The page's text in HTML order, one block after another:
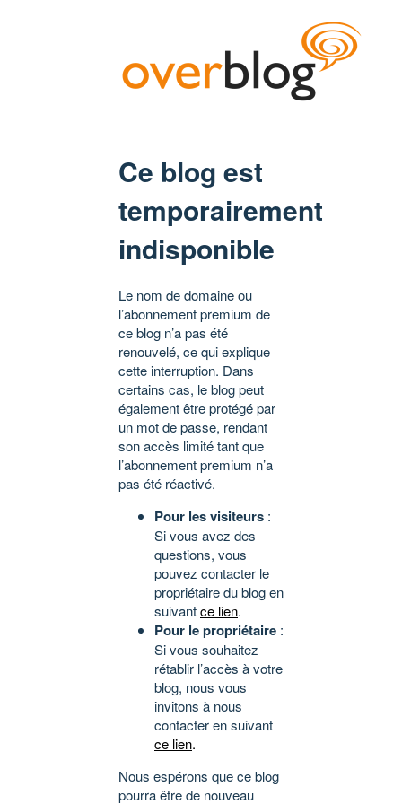
Ce blog est
temporairement
indisponible
Le nom de domaine ou
l’abonnement premium de
ce blog n’a pas été
renouvelé, ce qui explique
cette interruption. Dans
certains cas, le blog peut
également être protégé par
un mot de passe, rendant
son accès limité tant que
l’abonnement premium n’a
pas été réactivé.
Pour les visiteurs :
Si vous avez des
questions, vous
pouvez contacter le
propriétaire du blog en
suivantce lien.
Pour le propriétaire :
Si vous souhaitez
rétablir l’accès à votre
blog, nous vous
invitons à nous
contacter en suivant
ce lien.
Nous espérons que ce blog
pourra être de nouveau